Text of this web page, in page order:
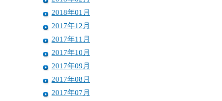
2018年01月
2017年12月
2017年11月
2017年10月
2017年09月
2017年08月
2017年07月